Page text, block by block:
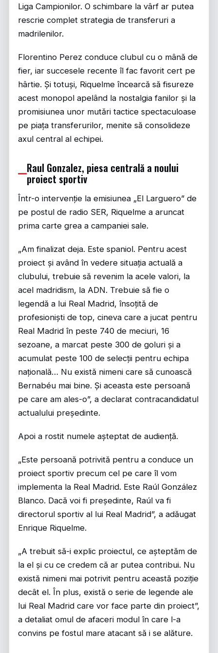
Liga Campionilor. O schimbare la vârf ar putea
rescrie complet strategia de transferuri a
madrilenilor.
Florentino Perez conduce clubul cu o mână de
fier, iar succesele recente îl fac favorit cert pe
hârtie. Și totuși, Riquelme încearcă să fisureze
acest monopol apelând la nostalgia fanilor și la
promisiunea unor mutări tactice spectaculoase
pe piața transferurilor, menite să consolideze
axul central al echipei.
Raul Gonzalez, piesa centrală a noului
proiect sportiv
Într-o intervenție la emisiunea „El Larguero” de
pe postul de radio SER, Riquelme a aruncat
prima carte grea a campaniei sale.
„Am finalizat deja. Este spaniol. Pentru acest
proiect și având în vedere situația actuală a
clubului, trebuie să revenim la acele valori, la
acel madridism, la ADN. Trebuie să fie o
legendă a lui Real Madrid, însoțită de
profesioniști de top, cineva care a jucat pentru
Real Madrid în peste 740 de meciuri, 16
sezoane, a marcat peste 300 de goluri și a
acumulat peste 100 de selecții pentru echipa
națională… Nu există nimeni care să cunoască
Bernabéu mai bine. Și aceasta este persoană
pe care am ales-o”, a declarat contracandidatul
actualului președinte.
Apoi a rostit numele așteptat de audiență.
„Este persoană potrivită pentru a conduce un
proiect sportiv precum cel pe care îl vom
implementa la Real Madrid. Este Raúl González
Blanco. Dacă voi fi președinte, Raúl va fi
directorul sportiv al lui Real Madrid”, a adăugat
Enrique Riquelme.
„A trebuit să-i explic proiectul, ce așteptăm de
la el și cu ce credem că ar putea contribui. Nu
există nimeni mai potrivit pentru această poziție
decât el. În plus, există o serie de legende ale
lui Real Madrid care vor face parte din proiect”,
a detaliat omul de afaceri modul în care l-a
convins pe fostul mare atacant să i se alăture.